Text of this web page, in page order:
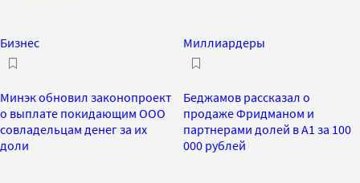
Бизнес
Минэк обновил законопроект
о выплате покидающим ООО
совладельцам денег за их
доли
Миллиардеры
Беджамов рассказал о
продаже Фридманом и
партнерами долей в А1 за 100
000 рублей